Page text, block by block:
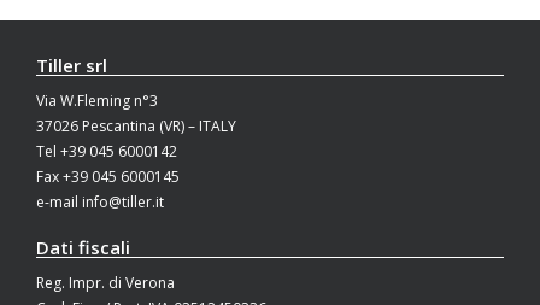
Tiller srl
Via W.Fleming n°3
37026 Pescantina (VR) – ITALY
Tel +39 045 6000142
Fax +39 045 6000145
e-mail info@tiller.it
Dati fiscali
Reg. Impr. di Verona